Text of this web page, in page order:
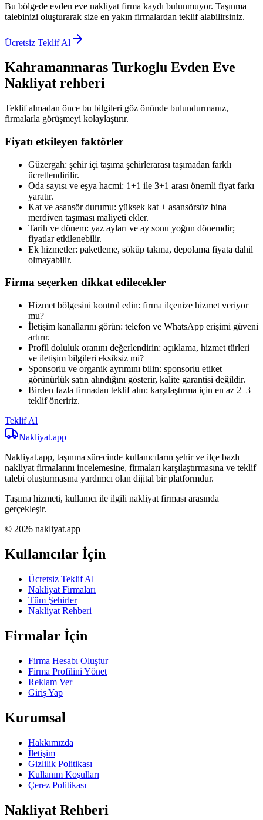
Bu bölgede evden eve nakliyat firma kaydı bulunmuyor. Taşınma
talebinizi oluşturarak size en yakın firmalardan teklif alabilirsiniz.
Ücretsiz Teklif Al
Kahramanmaras Turkoglu Evden Eve
Nakliyat rehberi
Teklif almadan önce bu bilgileri göz önünde bulundurmanız,
firmalarla görüşmeyi kolaylaştırır.
Fiyatı etkileyen faktörler
Güzergah: şehir içi taşıma şehirlerarası taşımadan farklı
ücretlendirilir.
Oda sayısı ve eşya hacmi: 1+1 ile 3+1 arası önemli fiyat farkı
yaratır.
Kat ve asansör durumu: yüksek kat + asansörsüz bina
merdiven taşıması maliyeti ekler.
Tarih ve dönem: yaz ayları ve ay sonu yoğun dönemdir;
fiyatlar etkilenebilir.
Ek hizmetler: paketleme, söküp takma, depolama fiyata dahil
olmayabilir.
Firma seçerken dikkat edilecekler
Hizmet bölgesini kontrol edin: firma ilçenize hizmet veriyor
mu?
İletişim kanallarını görün: telefon ve WhatsApp erişimi güveni
artırır.
Profil doluluk oranını değerlendirin: açıklama, hizmet türleri
ve iletişim bilgileri eksiksiz mi?
Sponsorlu ve organik ayrımını bilin: sponsorlu etiket
görünürlük satın alındığını gösterir, kalite garantisi değildir.
Birden fazla firmadan teklif alın: karşılaştırma için en az 2–3
teklif öneririz.
Teklif Al
Nakliyat.app
Nakliyat.app, taşınma sürecinde kullanıcıların şehir ve ilçe bazlı
nakliyat firmalarını incelemesine, firmaları karşılaştırmasına ve teklif
talebi oluşturmasına yardımcı olan dijital bir platformdur.
Taşıma hizmeti, kullanıcı ile ilgili nakliyat firması arasında
gerçekleşir.
© 2026 nakliyat.app
Kullanıcılar İçin
Ücretsiz Teklif Al
Nakliyat Firmaları
Tüm Şehirler
Nakliyat Rehberi
Firmalar İçin
Firma Hesabı Oluştur
Firma Profilini Yönet
Reklam Ver
Giriş Yap
Kurumsal
Hakkımızda
İletişim
Gizlilik Politikası
Kullanım Koşulları
Çerez Politikası
Nakliyat Rehberi